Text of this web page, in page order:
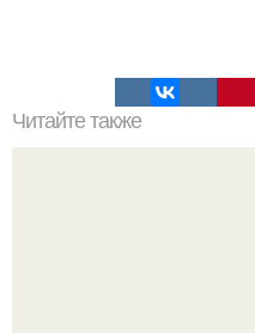
Читайте также